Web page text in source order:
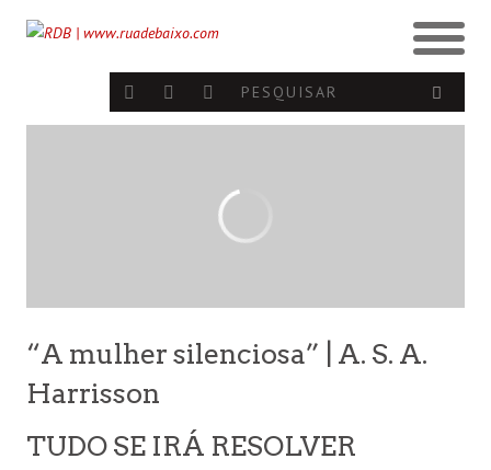
“A mulher silenciosa” | A. S. A.
Harrisson
TUDO SE IRÁ RESOLVER